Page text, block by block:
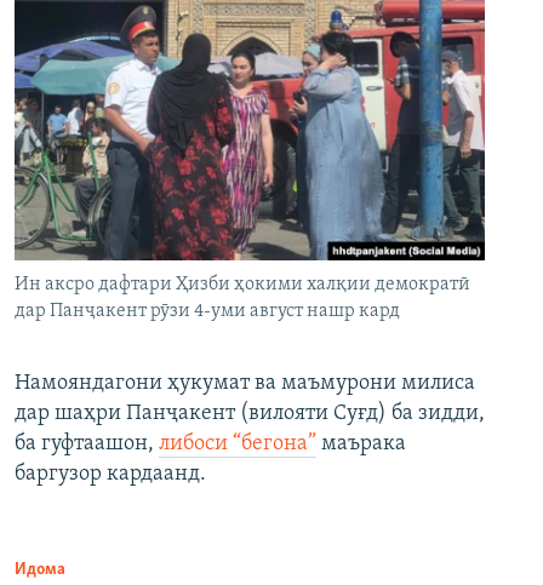
Ин аксро дафтари Ҳизби ҳокими халқии демократӣ
дар Панҷакент рӯзи 4-уми август нашр кард
Намояндагони ҳукумат ва маъмурони милиса
дар шаҳри Панҷакент (вилояти Суғд) ба зидди,
ба гуфтаашон, либоси “бегона” маърака
баргузор кардаанд.
Идома